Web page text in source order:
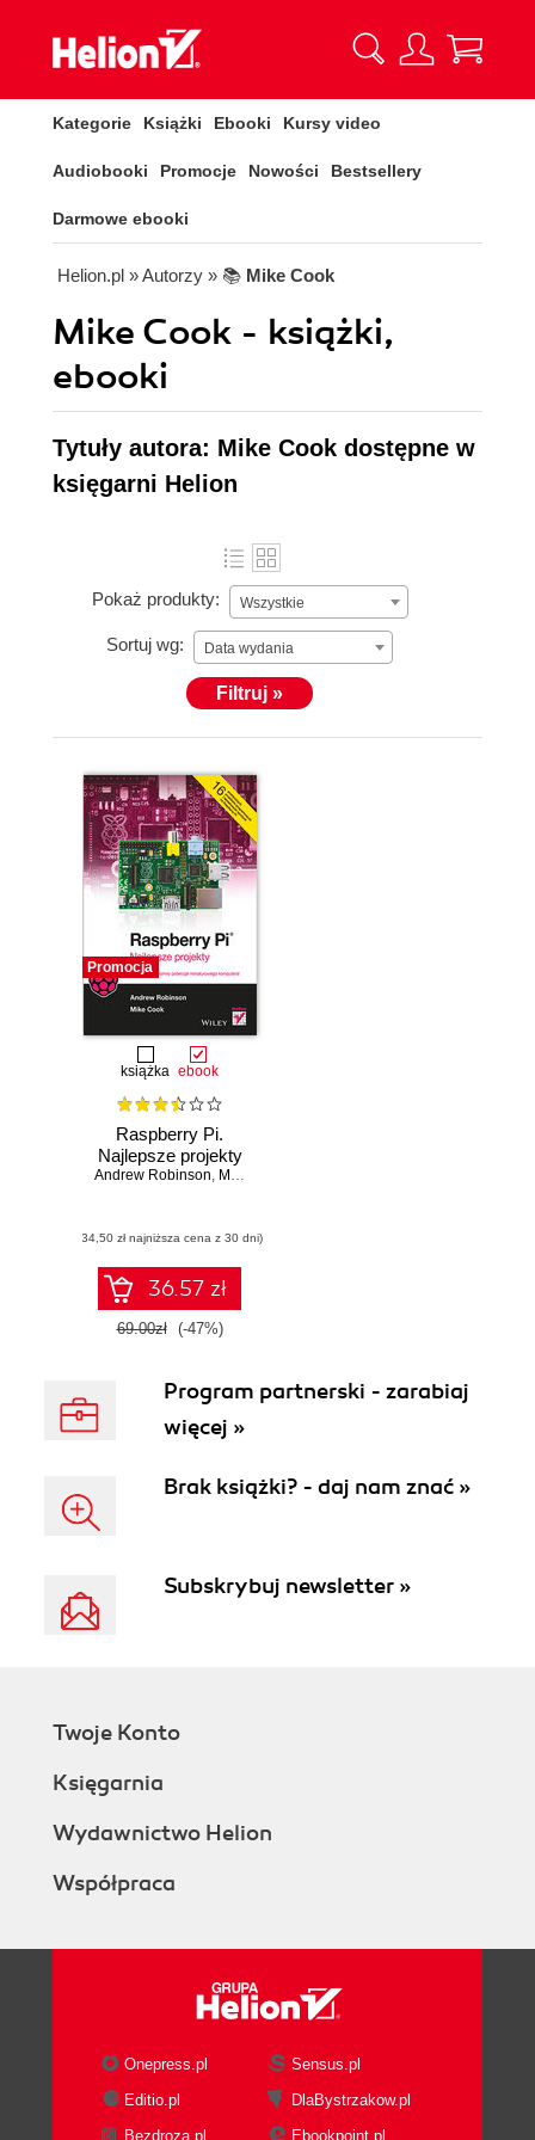
Kategorie Książki Ebooki Kursy video
Audiobooki Promocje Nowości Bestsellery
Darmowe ebooki
Helion.pl » Autorzy » 📚 Mike Cook
Mike Cook - książki,
ebooki
Tytuły autora: Mike Cook dostępne w
księgarni Helion
Pokaż produkty: Wszystkie
Sortuj wg: Data wydania
Filtruj »
Promocja
książka ebook
Raspberry Pi.
Najlepsze projekty
Andrew Robinson, Mike Cook
(34,50 zł najniższa cena z 30 dni)
36.57 zł
69.00zł (-47%)
Program partnerski - zarabiaj
więcej »
Brak książki? - daj nam znać »
Subskrybuj newsletter »
Twoje Konto
Księgarnia
Wydawnictwo Helion
Współpraca
Onepress.pl
Sensus.pl
Editio.pl
DlaBystrzakow.pl
Bezdroza.pl
Ebookpoint.pl